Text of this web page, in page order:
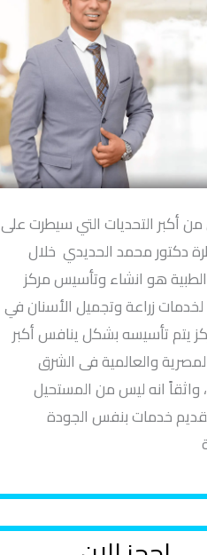
أكبر التحديات التي سيطرت على
دكتور محمد الحديدي خلال
هو انشاء وتأسيس مركز
زراعة وتجميل الأسنان في
يتم تأسيسه بشكل ينافس أكبر
والعالمية فى الشرق
واثقاً انه ليس من المستحيل
خدمات بنفس الجودة